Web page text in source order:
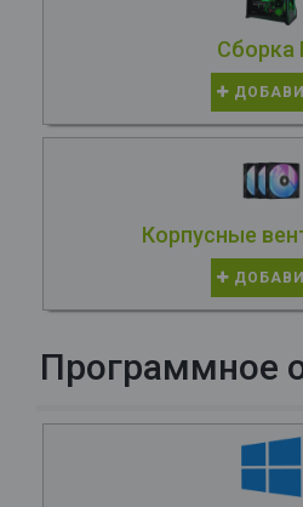
Сборка
Корпусные
Программное